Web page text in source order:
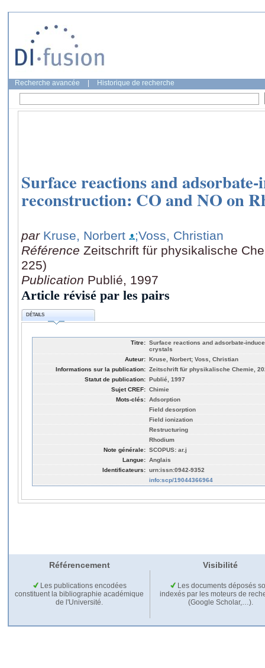
Recherche avancée Historique de recherche
Surface reactions and
reconstruction: CO and NO on
par Kruse, Norbert
;Voss, Christian
Référence Zeitschrift für physikalische
225)
Publication Publié, 1997
Article révisé par les pairs
DÉTAILS
Titre: Surface reactions and adsorbate-
crystals
Auteur: Kruse, Norbert; Voss, Christian
Informations sur la publication: Zeitschrift für physikalische Chemie,
Statut de publication: Publié, 1997
Sujet CREF: Chimie
Mots-clés: Adsorption
Field desorption
Field ionization
Restructuring
Rhodium
Note générale: SCOPUS: ar.j
Langue: Anglais
Identificateurs: urn:issn:0942-9352
info:scp/19044366964
Référencement Visibilité
Les publications encodées
constituent la bibliographie académique
de l'Université.
Les documents déposés
indexés par les moteurs de
(Google Scholar,…).